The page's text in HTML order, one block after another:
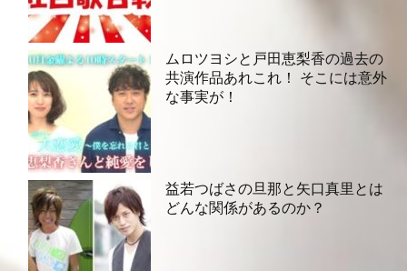
ムロツヨシと戸田恵梨香の過去の
共演作品あれこれ！ そこには意外
な事実が！
益若つばさの旦那と矢口真里とは
どんな関係があるのか？